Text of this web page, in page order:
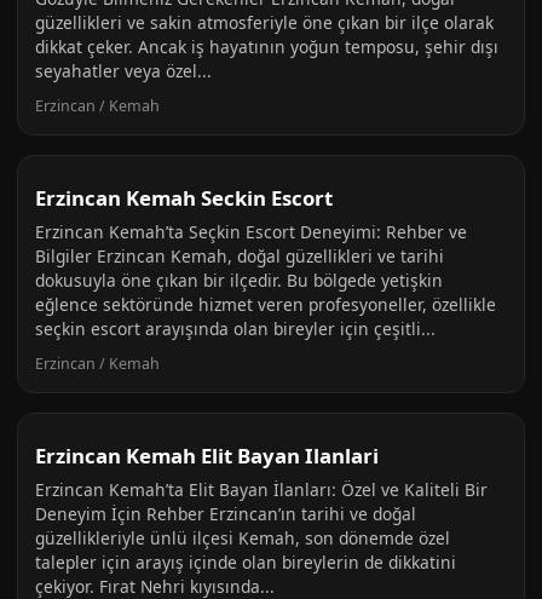
güzellikleri ve sakin atmosferiyle öne çıkan bir ilçe olarak
dikkat çeker. Ancak iş hayatının yoğun temposu, şehir dışı
seyahatler veya özel...
Erzincan / Kemah
Erzincan Kemah Seckin Escort
Erzincan Kemah’ta Seçkin Escort Deneyimi: Rehber ve
Bilgiler Erzincan Kemah, doğal güzellikleri ve tarihi
dokusuyla öne çıkan bir ilçedir. Bu bölgede yetişkin
eğlence sektöründe hizmet veren profesyoneller, özellikle
seçkin escort arayışında olan bireyler için çeşitli...
Erzincan / Kemah
Erzincan Kemah Elit Bayan Ilanlari
Erzincan Kemah’ta Elit Bayan İlanları: Özel ve Kaliteli Bir
Deneyim İçin Rehber Erzincan’ın tarihi ve doğal
güzellikleriyle ünlü ilçesi Kemah, son dönemde özel
talepler için arayış içinde olan bireylerin de dikkatini
çekiyor. Fırat Nehri kıyısında...